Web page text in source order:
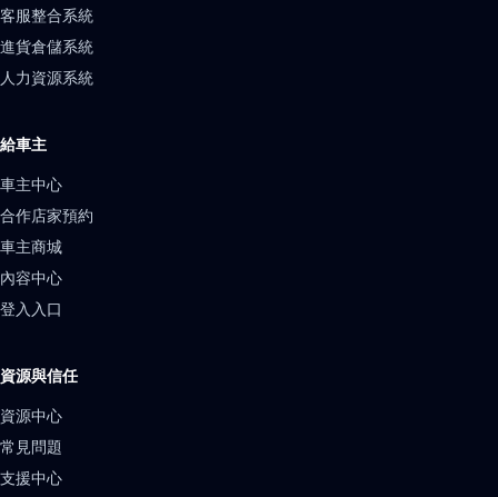
客服整合系統
進貨倉儲系統
人力資源系統
給車主
車主中心
合作店家預約
車主商城
內容中心
登入入口
資源與信任
資源中心
常見問題
支援中心